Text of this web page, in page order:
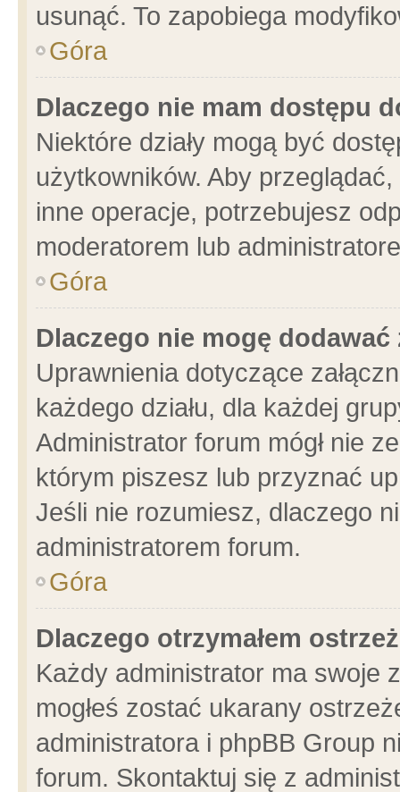
usunąć. To zapobiega
Góra
Dlaczego nie mam dostępu
Niektóre działy mogą być
użytkowników. Aby
inne operacje, potrzebujesz
moderatorem lub
Góra
Dlaczego nie mogę dodawać
Uprawnienia dotyczące
każdego działu, dla każdej
Administrator forum mógł nie
którym piszesz lub przyznać
Jeśli nie rozumiesz, dlaczego
administratorem forum.
Góra
Dlaczego otrzymałem
Każdy administrator ma swoje
mogłeś zostać ukarany
administratora i phpBB Group
forum. Skontaktuj się z